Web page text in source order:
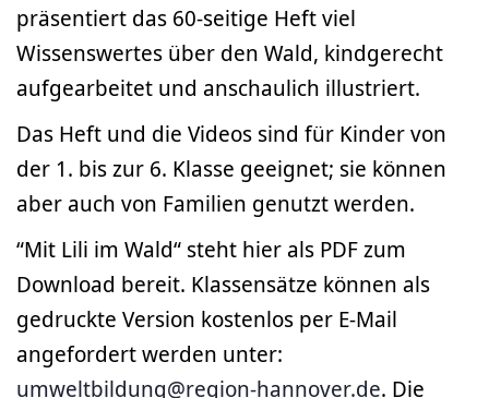
präsentiert das 60-seitige Heft viel
Wissenswertes über den Wald, kindgerecht
aufgearbeitet und anschaulich illustriert.
Das Heft und die Videos sind für Kinder von
der 1. bis zur 6. Klasse geeignet; sie können
aber auch von Familien genutzt werden.
“Mit Lili im Wald“ steht hier als PDF zum
Download bereit. Klassensätze können als
gedruckte Version kostenlos per E-Mail
angefordert werden unter:
umweltbildung@region-hannover.de. Die